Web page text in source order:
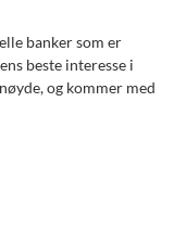
banker som er
beste interesse i
og kommer med